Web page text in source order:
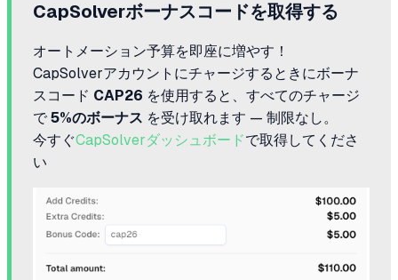
CapSolverボーナスコードを取得する
オートメーション予算を即座に増やす！
CapSolverアカウントにチャージするときにボーナ
スコード CAP26 を使用すると、すべてのチャージ
で 5%のボーナス を受け取れます — 制限なし。
今すぐCapSolverダッシュボードで取得してくださ
い